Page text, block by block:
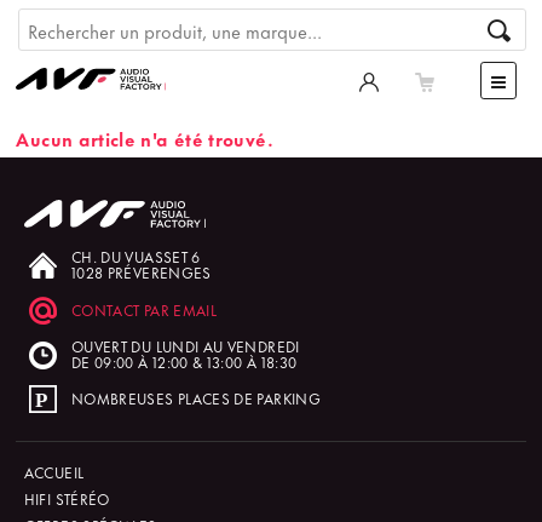
Aucun article n'a été trouvé.
CH. DU VUASSET 6
1028 PRÉVERENGES
CONTACT PAR EMAIL
OUVERT DU LUNDI AU VENDREDI
DE 09:00 À 12:00 & 13:00 À 18:30
NOMBREUSES PLACES DE PARKING
ACCUEIL
HIFI STÉRÉO